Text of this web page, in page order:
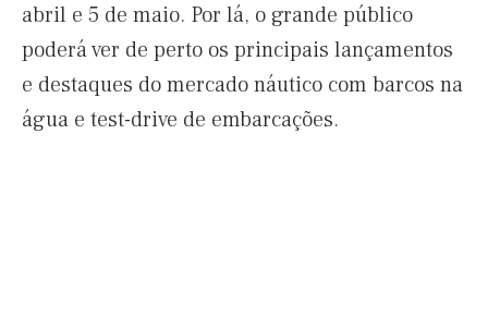
abril e 5 de maio. Por lá, o grande público
poderá ver de perto os principais lançamentos
e destaques do mercado náutico com barcos na
água e test-drive de embarcações.